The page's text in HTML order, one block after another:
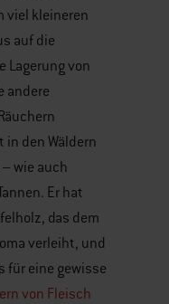
viel kleineren
auf die
Lagerung von
andere
in den Wäldern
wie auch
Er hat
das dem
verleiht, und
für eine gewisse
von Fleisch